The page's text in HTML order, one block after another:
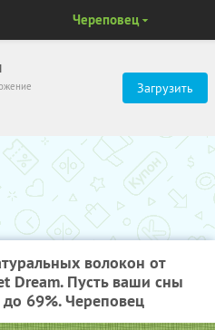
Загрузить
Череповец
волокон от
Dream. Пусть ваши сны
69%. Череповец